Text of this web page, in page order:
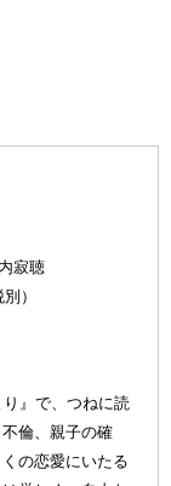
寂聴
）
』で、つねに読
倫、親子の確
の恋愛にいたる